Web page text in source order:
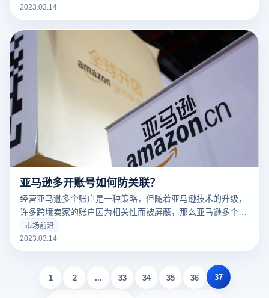
2023.03.14
亚马逊多开账号如何防关联？
经营亚马逊多个账户是一种策略，但随着亚马逊技术的升级，
许多跨境卖家的账户因为相关性而被屏蔽，那么亚马逊多个账
户和多个商店的卖家如何防止相关性呢？有什么好的防关联方
法？
市场前沿
2023.03.14
1 2 ... 33 34 35 36 37